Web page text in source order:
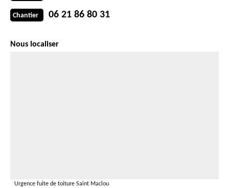
Chantier 06 21 86 80 31
Nous localiser
Urgence fuite de toiture Saint Maclou